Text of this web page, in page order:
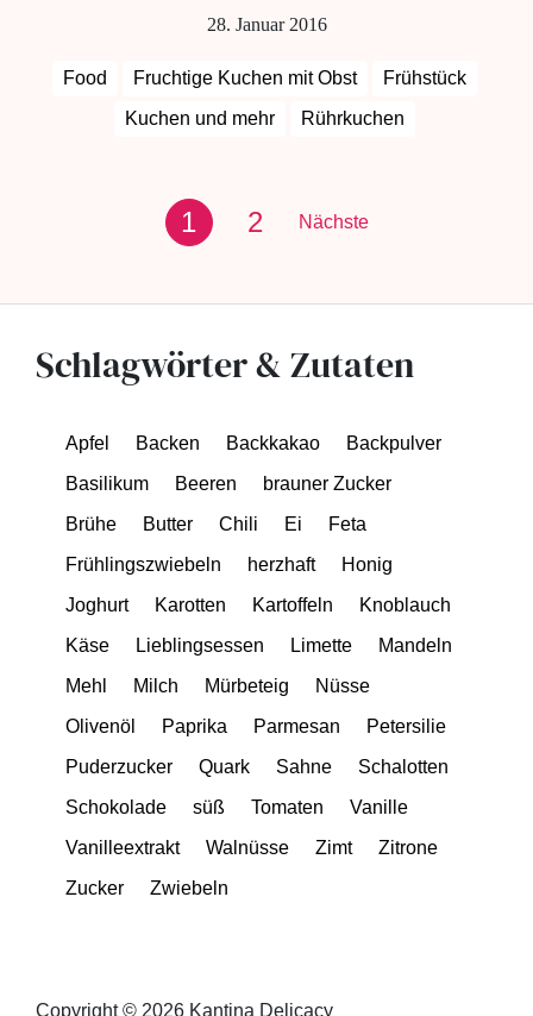
28. Januar 2016
Food Fruchtige Kuchen mit Obst
Frühstück
Kuchen und mehr
Rührkuchen
1 2 Nächste
Schlagwörter & Zutaten
Apfel Backen Backkakao
Backpulver
Basilikum
Beeren
brauner Zucker
Brühe
Butter Chili Ei
Feta
Frühlingszwiebeln
herzhaft
Honig
Joghurt
Karotten Kartoffeln
Knoblauch
Käse
Lieblingsessen Limette
Mandeln
Mehl
Milch Mürbeteig
Nüsse
Olivenöl
Paprika Parmesan
Petersilie
Puderzucker
Quark Sahne
Schalotten
Schokolade
süß Tomaten
Vanille
Vanilleextrakt
Walnüsse Zimt
Zitrone
Zucker
Zwiebeln
Copyright © 2026 Kantina Delicacy